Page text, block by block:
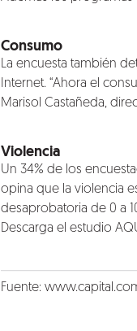
Consumo
La encuesta también
Internet. “Ahora el
Marisol Castañeda,
Violencia
Un 34% de los
opina que la violencia
desaprobatoria de 0 a
Descarga el estudio
Fuente: